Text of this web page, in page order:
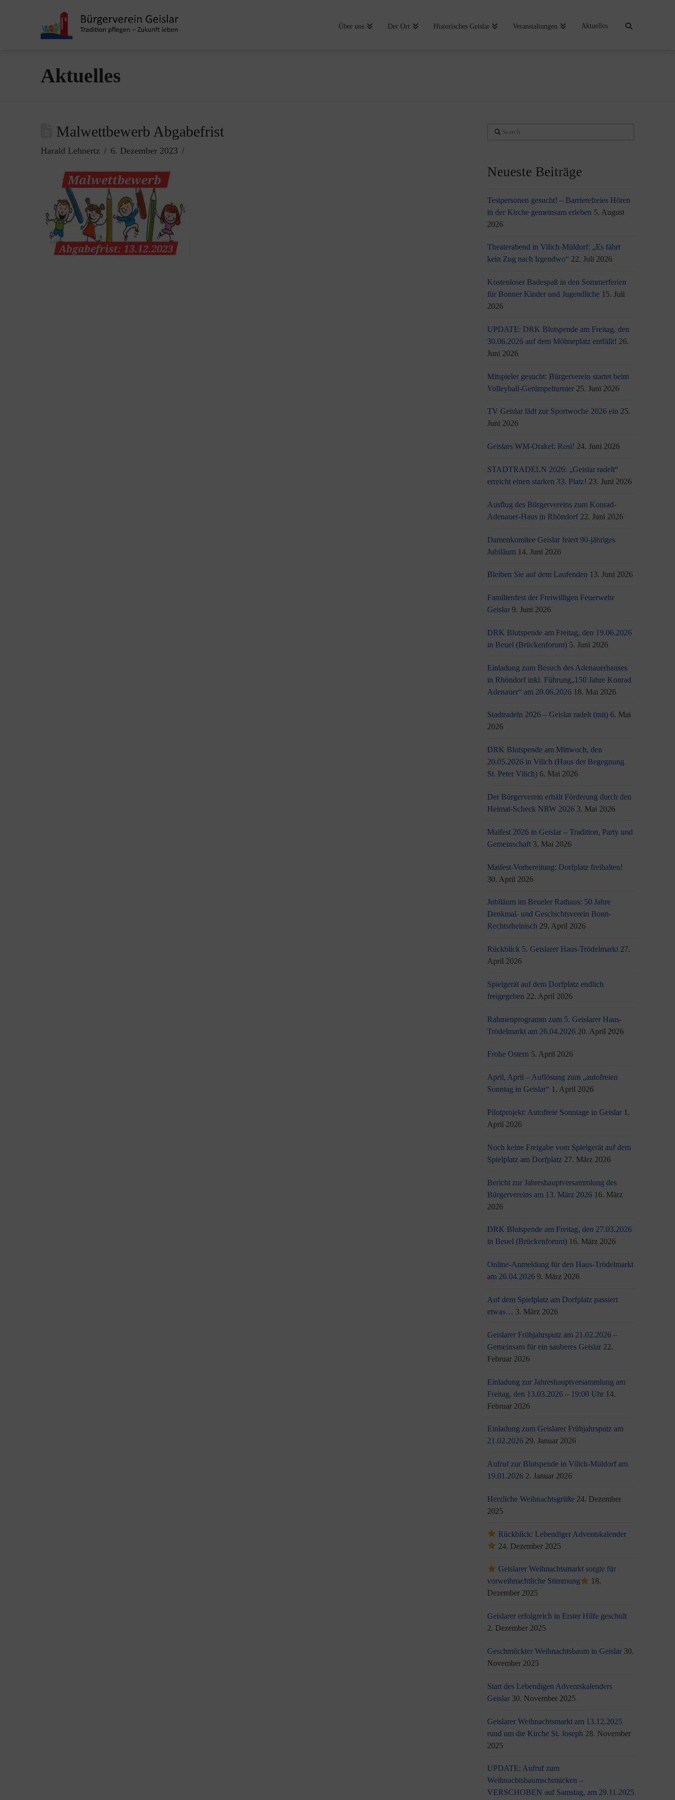
Über uns Der Ort Historisches Geislar Veranstaltungen Aktuelles
Aktuelles
Malwettbewerb Abgabefrist
Harald Lehnertz 6. Dezember 2023
Search
Neueste Beiträge
Testpersonen gesucht! – Barrierefreies Hören
in der Kirche gemeinsam erleben 5. August
2026
Theaterabend in Vilich-Müldorf: „Es fährt
kein Zug nach Irgendwo“ 22. Juli 2026
Kostenloser Badespaß in den Sommerferien
für Bonner Kinder und Jugendliche 15. Juli
2026
UPDATE: DRK Blutspende am Freitag, den
30.06.2026 auf dem Möhneplatz entfällt! 26.
Juni 2026
Mitspieler gesucht: Bürgerverein startet beim
Volleyball-Gerümpelturnier 25. Juni 2026
TV Geislar lädt zur Sportwoche 2026 ein 25.
Juni 2026
Geislars WM-Orakel: Rosi! 24. Juni 2026
STADTRADELN 2026: „Geislar radelt“
erreicht einen starken 33. Platz! 23. Juni 2026
Ausflug des Bürgervereins zum Konrad-
Adenauer-Haus in Rhöndorf 22. Juni 2026
Damenkomitee Geislar feiert 90-jähriges
Jubiläum 14. Juni 2026
Bleiben Sie auf dem Laufenden 13. Juni 2026
Familienfest der Freiwilligen Feuerwehr
Geislar 9. Juni 2026
DRK Blutspende am Freitag, den 19.06.2026
in Beuel (Brückenforum) 5. Juni 2026
Einladung zum Besuch des Adenauerhauses
in Rhöndorf inkl. Führung„150 Jahre Konrad
Adenauer“ am 20.06.2026 18. Mai 2026
Stadtradeln 2026 – Geislar radelt (mit) 6. Mai
2026
DRK Blutspende am Mittwoch, den
20.05.2026 in Vilich (Haus der Begegnung
St. Peter Vilich) 6. Mai 2026
Der Bürgerverein erhält Förderung durch den
Heimat-Scheck NRW 2026 3. Mai 2026
Maifest 2026 in Geislar – Tradition, Party und
Gemeinschaft 3. Mai 2026
Maifest-Vorbereitung: Dorfplatz freihalten!
30. April 2026
Jubiläum im Beueler Rathaus: 50 Jahre
Denkmal- und Geschichtsverein Bonn-
Rechtsrheinisch 29. April 2026
Rückblick 5. Geislarer Haus-Trödelmarkt 27.
April 2026
Spielgerät auf dem Dorfplatz endlich
freigegeben 22. April 2026
Rahmenprogramm zum 5. Geislarer Haus-
Trödelmarkt am 26.04.2026 20. April 2026
Frohe Ostern 5. April 2026
April, April – Auflösung zum „autofreien
Sonntag in Geislar“ 1. April 2026
Pilotprojekt: Autofreie Sonntage in Geislar 1.
April 2026
Noch keine Freigabe vom Spielgerät auf dem
Spielplatz am Dorfplatz 27. März 2026
Bericht zur Jahreshauptversammlung des
Bürgervereins am 13. März 2026 16. März
2026
DRK Blutspende am Freitag, den 27.03.2026
in Beuel (Brückenforum) 16. März 2026
Online-Anmeldung für den Haus-Trödelmarkt
am 26.04.2026 9. März 2026
Auf dem Spielplatz am Dorfplatz passiert
etwas… 3. März 2026
Geislarer Frühjahrsputz am 21.02.2026 –
Gemeinsam für ein sauberes Geislar 22.
Februar 2026
Einladung zur Jahreshauptversammlung am
Freitag, den 13.03.2026 – 19:00 Uhr 14.
Februar 2026
Einladung zum Geislarer Frühjahrsputz am
21.02.2026 29. Januar 2026
Aufruf zur Blutspende in Vilich-Müldorf am
19.01.2026 2. Januar 2026
Herzliche Weihnachtsgrüße 24. Dezember
2025
Rückblick: Lebendiger Adventskalender
24. Dezember 2025
Geislarer Weihnachtsmarkt sorgte für
vorweihnachtliche Stimmung
18.
Dezember 2025
Geislarer erfolgreich in Erster Hilfe geschult
2. Dezember 2025
Geschmückter Weihnachtsbaum in Geislar 30.
November 2025
Start des Lebendigen Adventskalenders
Geislar 30. November 2025
Geislarer Weihnachtsmarkt am 13.12.2025
rund um die Kirche St. Joseph 28. November
2025
UPDATE: Aufruf zum
Weihnachtsbaumschmücken –
VERSCHOBEN auf Samstag, am 29.11.2025